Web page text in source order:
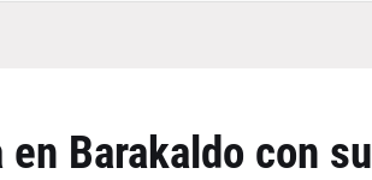
Barakaldo con su